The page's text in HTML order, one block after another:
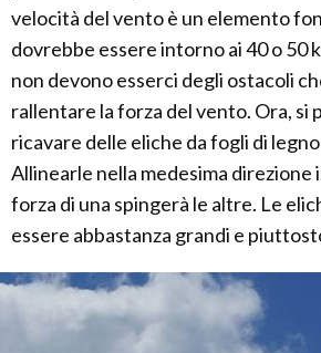
velocità del vento è un elemento
dovrebbe essere intorno ai 40 o 50
non devono esserci degli ostacoli
rallentare la forza del vento. Ora, si
ricavare delle eliche da fogli di
Allinearle nella medesima direzione
forza di una spingerà le altre. Le
essere abbastanza grandi e